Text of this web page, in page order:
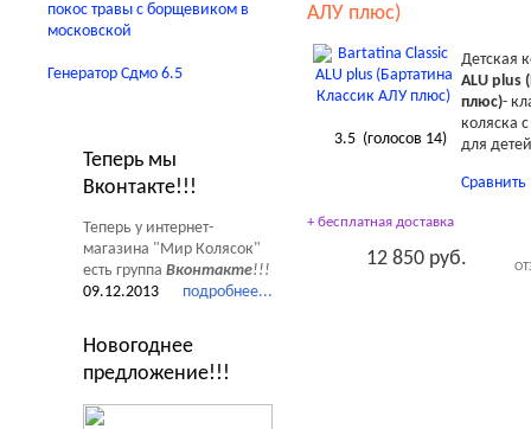
АЛУ плюс)
3.5(голосов 14)
Детская
ALU plus
плюс)-
коляска
для
Сравнить
+ бесплатная доставка
12 850 руб.
покос травы с борщевиком в
московской
Генератор Сдмо 6.5
Теперь мы
Вконтакте!!!
Теперь у интернет-
магазина "Мир Колясок"
есть группа Вконтакте!!!
подробнее...
09.12.2013
Новогоднее
предложение!!!